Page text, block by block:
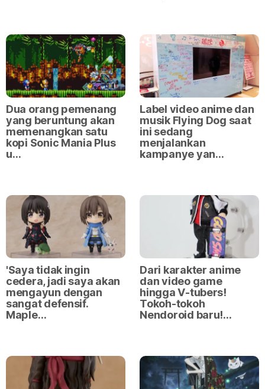
Dua orang pemenang
yang beruntung akan
memenangkan satu
kopi Sonic Mania Plus
u…
Label video anime dan
musik Flying Dog saat
ini sedang
menjalankan
kampanye yan…
'Saya tidak ingin
cedera, jadi saya akan
mengayun dengan
sangat defensif.
Maple…
Dari karakter anime
dan video game
hingga V-tubers!
Tokoh-tokoh
Nendoroid baru!…